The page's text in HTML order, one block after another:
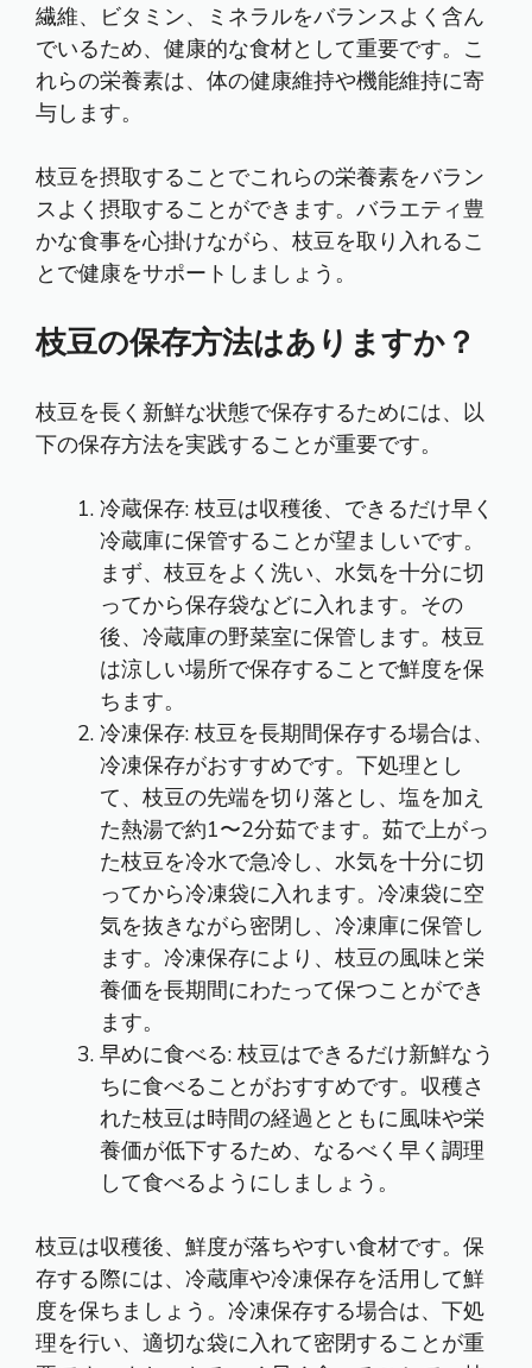
繊維、ビタミン、ミネラルをバランスよく含ん
でいるため、健康的な食材として重要です。こ
れらの栄養素は、体の健康維持や機能維持に寄
与します。
枝豆を摂取することでこれらの栄養素をバラン
スよく摂取することができます。バラエティ豊
かな食事を心掛けながら、枝豆を取り入れるこ
とで健康をサポートしましょう。
枝豆の保存方法はありますか？
枝豆を長く新鮮な状態で保存するためには、以
下の保存方法を実践することが重要です。
冷蔵保存: 枝豆は収穫後、できるだけ早く
冷蔵庫に保管することが望ましいです。
まず、枝豆をよく洗い、水気を十分に切
ってから保存袋などに入れます。その
後、冷蔵庫の野菜室に保管します。枝豆
は涼しい場所で保存することで鮮度を保
ちます。
冷凍保存: 枝豆を長期間保存する場合は、
冷凍保存がおすすめです。下処理とし
て、枝豆の先端を切り落とし、塩を加え
た熱湯で約1〜2分茹でます。茹で上がっ
た枝豆を冷水で急冷し、水気を十分に切
ってから冷凍袋に入れます。冷凍袋に空
気を抜きながら密閉し、冷凍庫に保管し
ます。冷凍保存により、枝豆の風味と栄
養価を長期間にわたって保つことができ
ます。
早めに食べる: 枝豆はできるだけ新鮮なう
ちに食べることがおすすめです。収穫さ
れた枝豆は時間の経過とともに風味や栄
養価が低下するため、なるべく早く調理
して食べるようにしましょう。
枝豆は収穫後、鮮度が落ちやすい食材です。保
存する際には、冷蔵庫や冷凍保存を活用して鮮
度を保ちましょう。冷凍保存する場合は、下処
理を行い、適切な袋に入れて密閉することが重